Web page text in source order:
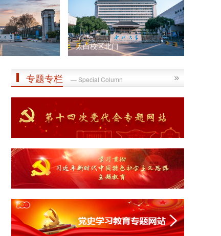
太白校区北门
专题专栏 — Special Column